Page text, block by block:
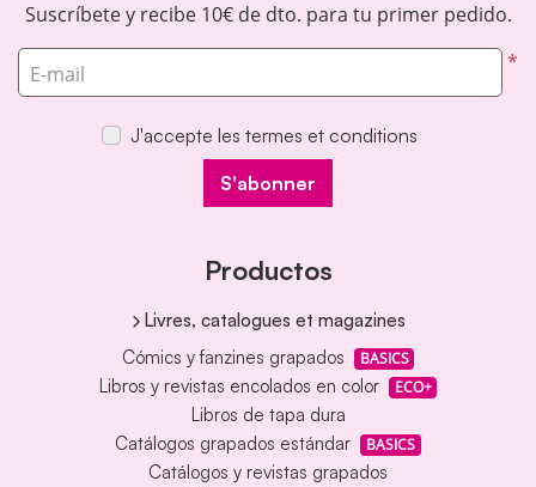
Suscríbete y recibe 10€ de dto. para tu primer pedido.
*
E-mail
J'accepte les termes et conditions
S'abonner
Productos
Livres, catalogues et magazines
Cómics y fanzines grapados
BASICS
Libros y revistas encolados en color ECO+
Libros de tapa dura
Catálogos grapados estándar
BASICS
Catálogos y revistas grapados